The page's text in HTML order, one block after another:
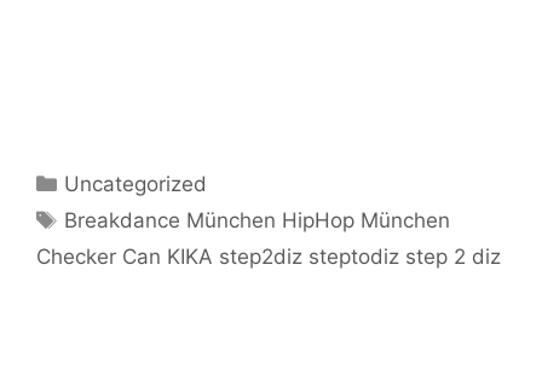
Kategorien
Uncategorized
Schlagwörter
Breakdance München HipHop München
Checker Can KIKA step2diz steptodiz step 2 diz